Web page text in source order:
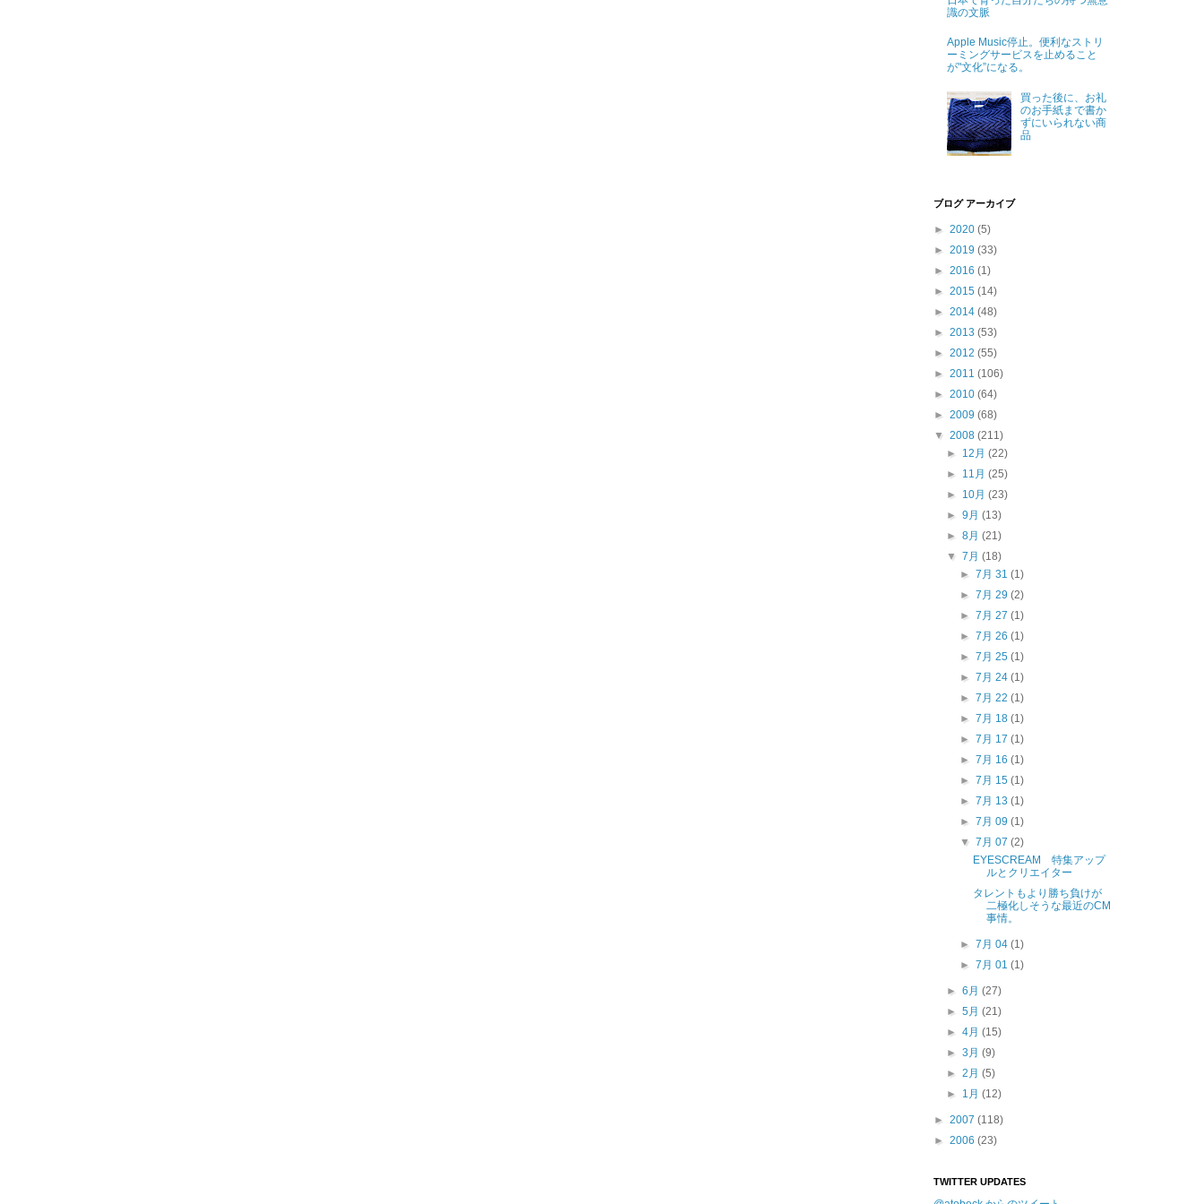
識の文脈
Apple Music停止。便利なストリ
ーミングサービスを止めること
が"文化”になる。
買った後に、お礼
のお手紙まで書か
ずにいられない商
品
ブログ アーカイブ
► 2020 (5)
► 2019 (33)
► 2016 (1)
► 2015 (14)
► 2014 (48)
► 2013 (53)
► 2012 (55)
► 2011 (106)
► 2010 (64)
► 2009 (68)
▼ 2008 (211)
► 12月(22)
► 11月(25)
► 10月(23)
►9月(13)
►8月(21)
▼7月(18)
► 7月 31 (1)
► 7月 29 (2)
► 7月 27 (1)
► 7月 26 (1)
► 7月 25 (1)
► 7月 24 (1)
► 7月 22 (1)
► 7月 18 (1)
► 7月 17 (1)
► 7月 16 (1)
► 7月 15 (1)
► 7月 13 (1)
► 7月 09 (1)
▼ 7月 07 (2)
EYESCREAM 特集アップ
ルとクリエイター
タレントもより勝ち負けが
二極化しそうな最近のCM
事情。
► 7月 04 (1)
► 7月 01 (1)
►6月(27)
►5月(21)
►4月(15)
►3月(9)
►2月(5)
► 1月(12)
► 2007 (118)
► 2006 (23)
TWITTER UPDATES